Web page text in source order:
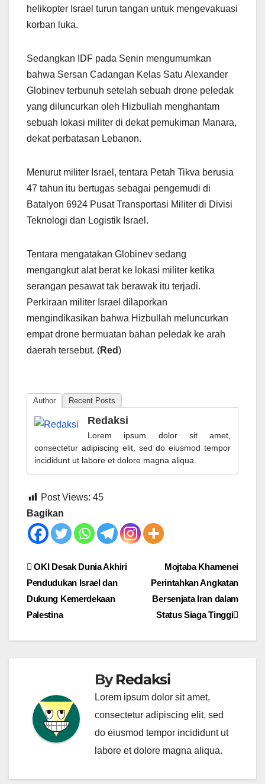
helikopter Israel turun tangan untuk mengevakuasi
korban luka.
Sedangkan IDF pada Senin mengumumkan
bahwa Sersan Cadangan Kelas Satu Alexander
Globinev terbunuh setelah sebuah drone peledak
yang diluncurkan oleh Hizbullah menghantam
sebuah lokasi militer di dekat pemukiman Manara,
dekat perbatasan Lebanon.
Menurut militer Israel, tentara Petah Tikva berusia
47 tahun itu bertugas sebagai pengemudi di
Batalyon 6924 Pusat Transportasi Militer di Divisi
Teknologi dan Logistik Israel.
Tentara mengatakan Globinev sedang
mengangkut alat berat ke lokasi militer ketika
serangan pesawat tak berawak itu terjadi.
Perkiraan militer Israel dilaporkan
mengindikasikan bahwa Hizbullah meluncurkan
empat drone bermuatan bahan peledak ke arah
daerah tersebut. (Red)
Author Recent Posts
Redaksi
Lorem ipsum dolor sit amet,
consectetur adipiscing elit, sed do eiusmod tempor
incididunt ut labore et dolore magna aliqua.
Post Views: 45
Bagikan
Post
navigation
Mojtaba Khamenei
Perintahkan Angkatan
Bersenjata Iran dalam
Status Siaga Tinggi
OKI Desak Dunia Akhiri
Pendudukan Israel dan
Dukung Kemerdekaan
Palestina
ByRedaksi
Lorem ipsum dolor sit amet,
consectetur adipiscing elit, sed
do eiusmod tempor incididunt ut
labore et dolore magna aliqua.